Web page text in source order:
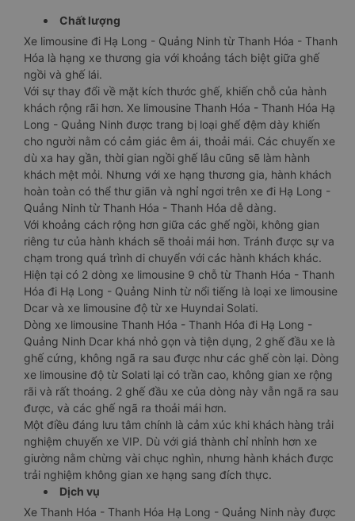
Chất lượng
Xe limousine đi Hạ Long - Quảng Ninh từ Thanh Hóa - Thanh
Hóa là hạng xe thương gia với khoảng tách biệt giữa ghế
ngồi và ghế lái.
Với sự thay đổi về mặt kích thước ghế, khiến chỗ của hành
khách rộng rãi hơn. Xe limousine Thanh Hóa - Thanh Hóa Hạ
Long - Quảng Ninh được trang bị loại ghế đệm dày khiến
cho người nằm có cảm giác êm ái, thoải mái. Các chuyến xe
dù xa hay gần, thời gian ngồi ghế lâu cũng sẽ làm hành
khách mệt mỏi. Nhưng với xe hạng thương gia, hành khách
hoàn toàn có thể thư giãn và nghỉ ngơi trên xe đi Hạ Long -
Quảng Ninh từ Thanh Hóa - Thanh Hóa dễ dàng.
Với khoảng cách rộng hơn giữa các ghế ngồi, không gian
riêng tư của hành khách sẽ thoải mái hơn. Tránh được sự va
chạm trong quá trình di chuyển với các hành khách khác.
Hiện tại có 2 dòng xe limousine 9 chỗ từ Thanh Hóa - Thanh
Hóa đi Hạ Long - Quảng Ninh từ nổi tiếng là loại xe limousine
Dcar và xe limousine độ từ xe Huyndai Solati.
Dòng xe limousine Thanh Hóa - Thanh Hóa đi Hạ Long -
Quảng Ninh Dcar khá nhỏ gọn và tiện dụng, 2 ghế đầu xe là
ghế cứng, không ngã ra sau được như các ghế còn lại. Dòng
xe limousine độ từ Solati lại có trần cao, không gian xe rộng
rãi và rất thoáng. 2 ghế đầu xe của dòng này vẫn ngã ra sau
được, và các ghế ngã ra thoải mái hơn.
Một điều đáng lưu tâm chính là cảm xúc khi khách hàng trải
nghiệm chuyến xe VIP. Dù với giá thành chỉ nhỉnh hơn xe
giường nằm chừng vài chục nghìn, nhưng hành khách được
trải nghiệm không gian xe hạng sang đích thực.
Dịch vụ
Xe Thanh Hóa - Thanh Hóa Hạ Long - Quảng Ninh này được